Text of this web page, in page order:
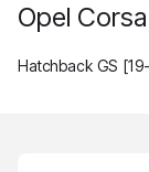
Opel Corsa
Hatchback GS